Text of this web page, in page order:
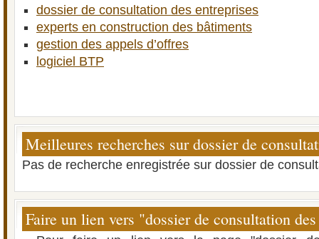
dossier de consultation des entreprises
experts en construction des bâtiments
gestion des appels d’offres
logiciel BTP
Meilleures recherches sur dossier de
Pas de recherche enregistrée sur dossier de
Faire un lien vers "dossier de consultation